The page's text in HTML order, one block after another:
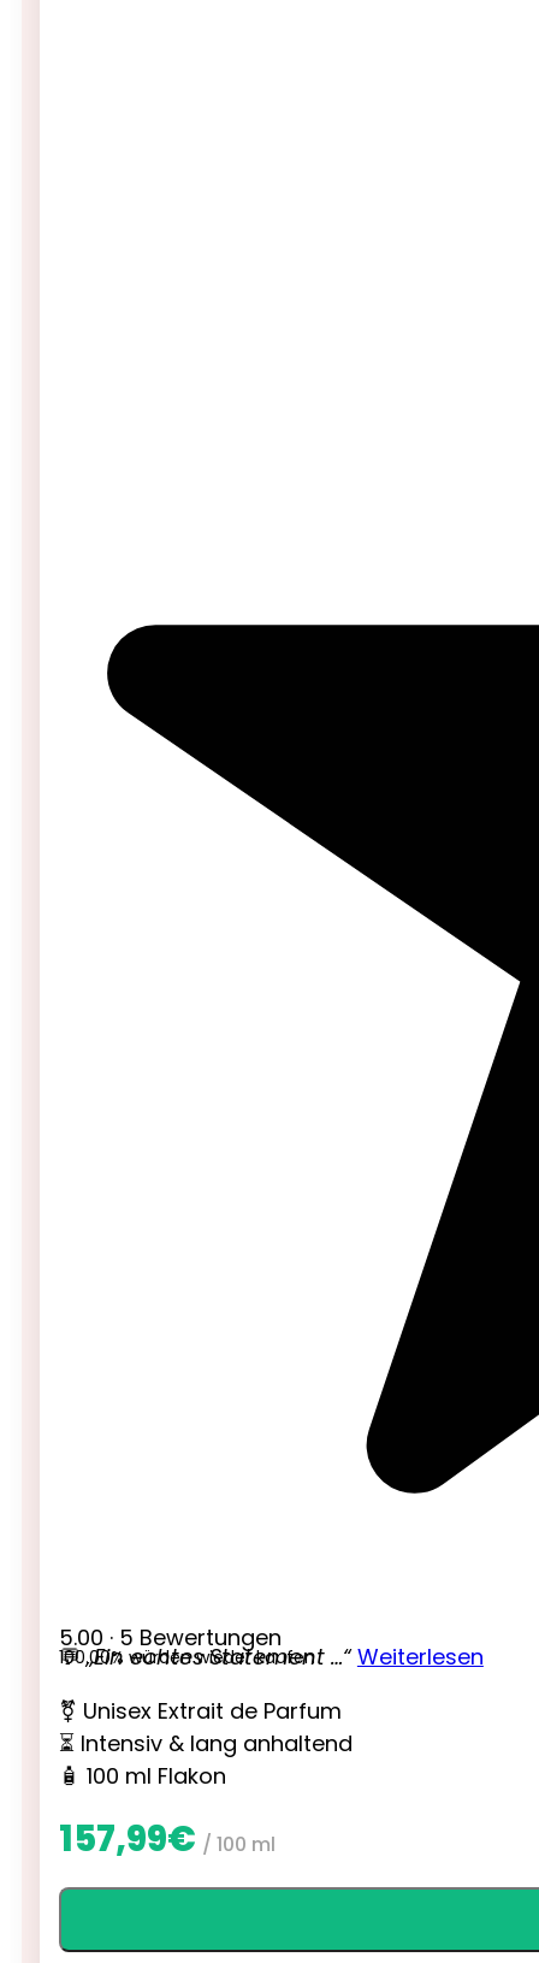
5.00 · 5 Bewertungen
100.00% würden wieder kaufen
💬 „Ein echtes Statement …“ Weiterlesen
⚧ Unisex Extrait de Parfum
⏳ Intensiv & lang anhaltend
🧴 100 ml Flakon
157,99€ / 100 ml